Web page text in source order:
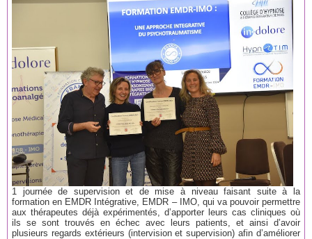
1 journée de supervision et de mise à niveau faisant suite à la
formation en EMDR Intégrative, EMDR – IMO, qui va pouvoir permettre
aux thérapeutes déjà expérimentés, d’apporter leurs cas cliniques où
ils se sont trouvés en échec avec leurs patients, et ainsi d’avoir
plusieurs regards extérieurs (intervision et supervision) afin d’améliorer